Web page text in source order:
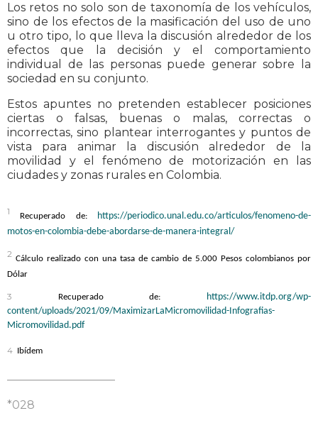
Los retos no solo son de taxonomía de los vehículos,
sino de los efectos de la masificación del uso de uno
u otro tipo, lo que lleva la discusión alrededor de los
efectos que la decisión y el comportamiento
individual de las personas puede generar sobre la
sociedad en su conjunto.
Estos apuntes no pretenden establecer posiciones
ciertas o falsas, buenas o malas, correctas o
incorrectas, sino plantear interrogantes y puntos de
vista para animar la discusión alrededor de la
movilidad y el fenómeno de motorización en las
ciudades y zonas rurales en Colombia.
1 Recuperado de: https://periodico.unal.edu.co/articulos/fenomeno-de-
motos-en-colombia-debe-abordarse-de-manera-integral/
2 Cálculo realizado con una tasa de cambio de 5.000 Pesos colombianos por
Dólar
3 Recuperado de: https://www.itdp.org/wp-
content/uploads/2021/09/MaximizarLaMicromovilidad-Infografias-
Micromovilidad.pdf
4 Ibídem
—————————–
*028